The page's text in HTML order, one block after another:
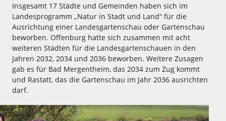
Insgesamt 17 Städte und Gemeinden haben sich im
Landesprogramm „Natur in Stadt und Land“ für die
Ausrichtung einer Landesgartenschau oder Gartenschau
beworben. Offenburg hatte sich zusammen mit acht
weiteren Städten für die Landesgartenschauen in den
Jahren 2032, 2034 und 2036 beworben. Weitere Zusagen
gab es für Bad Mergentheim, das 2034 zum Zug kommt
und Rastatt, das die Gartenschau im Jahr 2036 ausrichten
darf.